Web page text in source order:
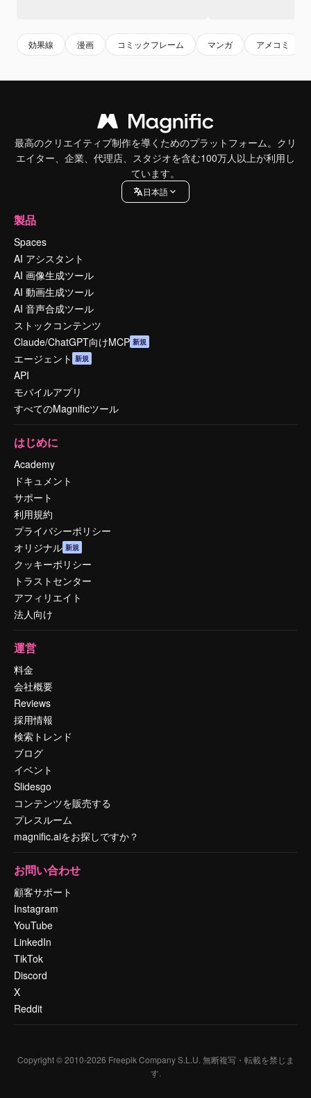
効果線 漫画 コミックフレーム マンガ アメコミ
最高のクリエイティブ制作を導くためのプラットフォーム。クリ
エイター、企業、代理店、スタジオを含む100万人以上が利用し
ています。
日本語
製品
Spaces
AI アシスタント
AI 画像生成ツール
AI 動画生成ツール
AI 音声合成ツール
ストックコンテンツ
Claude/ChatGPT向けMCP 新規
エージェント 新規
API
モバイルアプリ
すべてのMagnificツール
はじめに
Academy
ドキュメント
サポート
利用規約
プライバシーポリシー
オリジナル 新規
クッキーポリシー
トラストセンター
アフィリエイト
法人向け
運営
料金
会社概要
Reviews
採用情報
検索トレンド
ブログ
イベント
Slidesgo
コンテンツを販売する
プレスルーム
magnific.aiをお探しですか？
お問い合わせ
顧客サポート
Instagram
YouTube
LinkedIn
TikTok
Discord
X
Reddit
Copyright © 2010-2026 Freepik Company S.L.U. 無断複写・転載を禁じま
す.